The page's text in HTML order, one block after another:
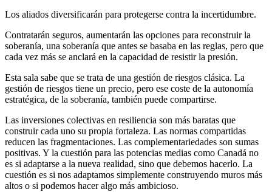
Los aliados diversificarán para protegerse contra la incertidumbre.
Contratarán seguros, aumentarán las opciones para reconstruir la
soberanía, una soberanía que antes se basaba en las reglas, pero que
cada vez más se anclará en la capacidad de resistir la presión.
Esta sala sabe que se trata de una gestión de riesgos clásica. La
gestión de riesgos tiene un precio, pero ese coste de la autonomía
estratégica, de la soberanía, también puede compartirse.
Las inversiones colectivas en resiliencia son más baratas que
construir cada uno su propia fortaleza. Las normas compartidas
reducen las fragmentaciones. Las complementariedades son sumas
positivas. Y la cuestión para las potencias medias como Canadá no
es si adaptarse a la nueva realidad, sino que debemos hacerlo. La
cuestión es si nos adaptamos simplemente construyendo muros más
altos o si podemos hacer algo más ambicioso.